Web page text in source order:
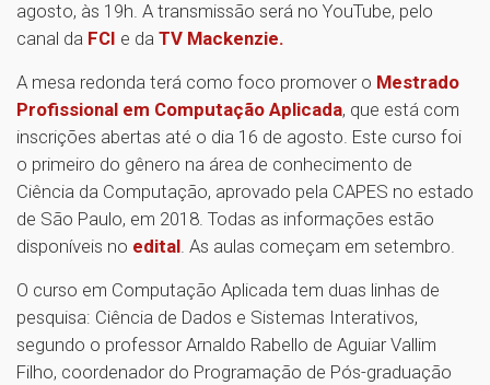
agosto, às 19h. A transmissão será no YouTube, pelo
canal da FCI e da TV Mackenzie.
A mesa redonda terá como foco promover o Mestrado
Profissional em Computação Aplicada, que está com
inscrições abertas até o dia 16 de agosto. Este curso foi
o primeiro do gênero na área de conhecimento de
Ciência da Computação, aprovado pela CAPES no estado
de São Paulo, em 2018. Todas as informações estão
disponíveis no edital. As aulas começam em setembro.
O curso em Computação Aplicada tem duas linhas de
pesquisa: Ciência de Dados e Sistemas Interativos,
segundo o professor Arnaldo Rabello de Aguiar Vallim
Filho, coordenador do Programação de Pós-graduação